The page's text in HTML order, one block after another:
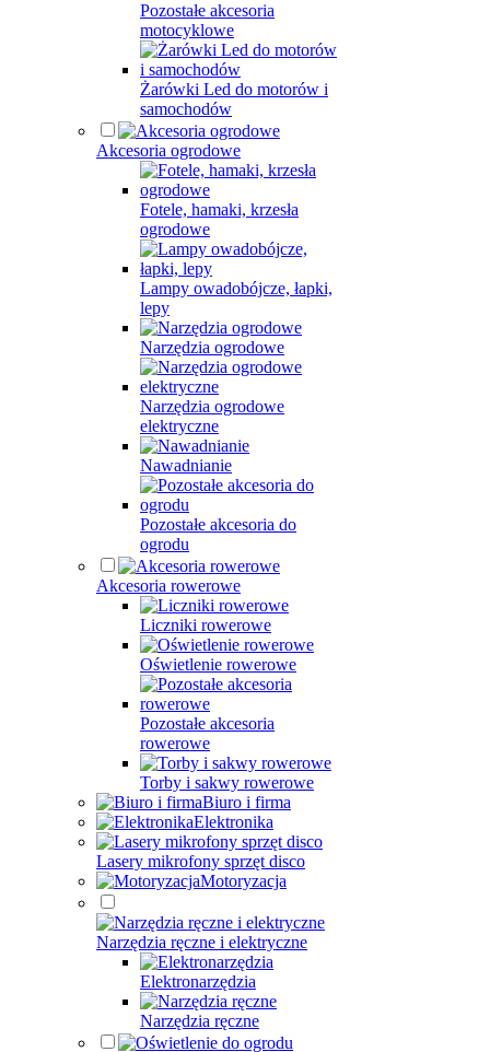
Pozostałe akcesoria
motocyklowe
Żarówki Led do motorów i
samochodów
Akcesoria ogrodowe
Fotele, hamaki, krzesła
ogrodowe
Lampy owadobójcze, łapki,
lepy
Narzędzia ogrodowe
Narzędzia ogrodowe
elektryczne
Nawadnianie
Pozostałe akcesoria do
ogrodu
Akcesoria rowerowe
Liczniki rowerowe
Oświetlenie rowerowe
Pozostałe akcesoria
rowerowe
Torby i sakwy rowerowe
Biuro i firma
Elektronika
Lasery mikrofony sprzęt disco
Motoryzacja
Narzędzia ręczne i elektryczne
Elektronarzędzia
Narzędzia ręczne